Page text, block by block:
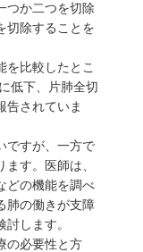
つか二つを切除
切除することを
を比較したとこ
低下、片肺全切
告されていま
ですが、一方で
す。医師は、
どの機能を調べ
肺の働きが支障
します。
の必要性と方